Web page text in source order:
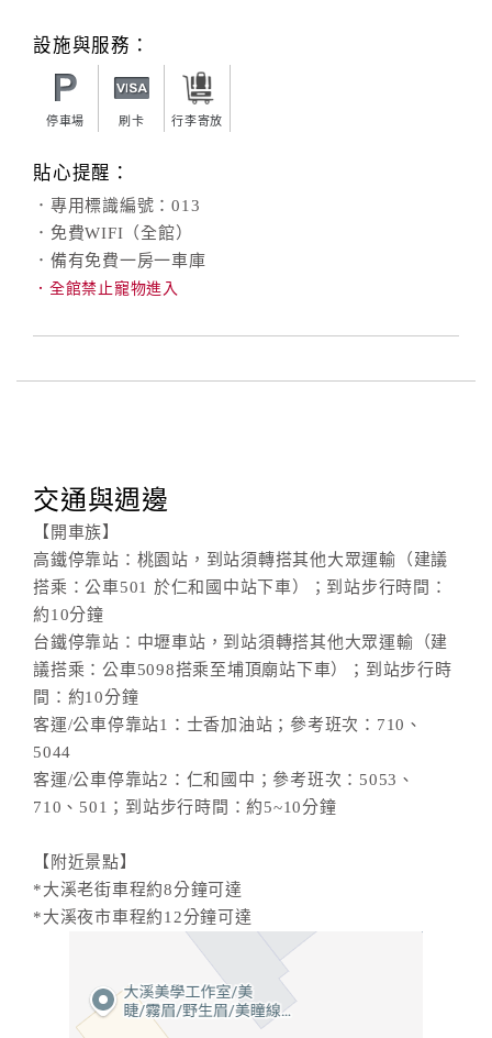
設施與服務：
停車場 刷卡 行李寄放
貼心提醒：
．專用標識編號：013
．免費WIFI（全館）
．備有免費一房一車庫
．全館禁止寵物進入
交通與週邊
【開車族】
高鐵停靠站：桃園站，到站須轉搭其他大眾運輸（建議
搭乘：公車501 於仁和國中站下車）；到站步行時間：
約10分鐘
台鐵停靠站：中壢車站，到站須轉搭其他大眾運輸（建
議搭乘：公車5098搭乘至埔頂廟站下車）；到站步行時
間：約10分鐘
客運/公車停靠站1：士香加油站；參考班次：710、
5044
客運/公車停靠站2：仁和國中；參考班次：5053、
710、501；到站步行時間：約5~10分鐘
【附近景點】
*大溪老街車程約8分鐘可達
*大溪夜市車程約12分鐘可達